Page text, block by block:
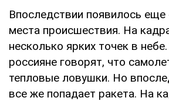
Впоследствии появилось
места происшествия. На
несколько ярких точек в
россияне говорят, что
тепловые ловушки. Но
все же попадает ракета. На